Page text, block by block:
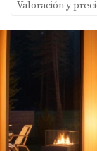
Valoración y